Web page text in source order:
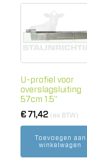
U-profiel voor
overslagsluiting
57cm 1.5''
€ 71,42 (ex BTW)
Toevoegen aan
winkelwagen